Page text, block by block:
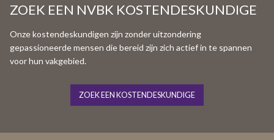
ZOEK EEN NVBK KOSTENDESKUNDIGE
Onze kostendeskundigen zijn zonder uitzondering
gepassioneerde mensen die bereid zijn zich actief in te spannen
voor hun vakgebied.
ZOEK EEN KOSTENDESKUNDIGE